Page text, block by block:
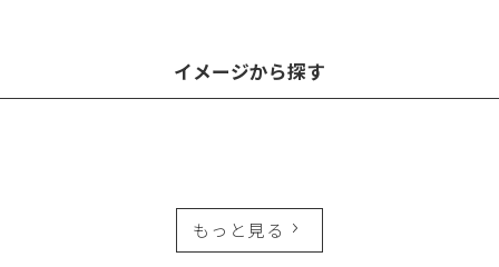
イメージから探す
もっと見る